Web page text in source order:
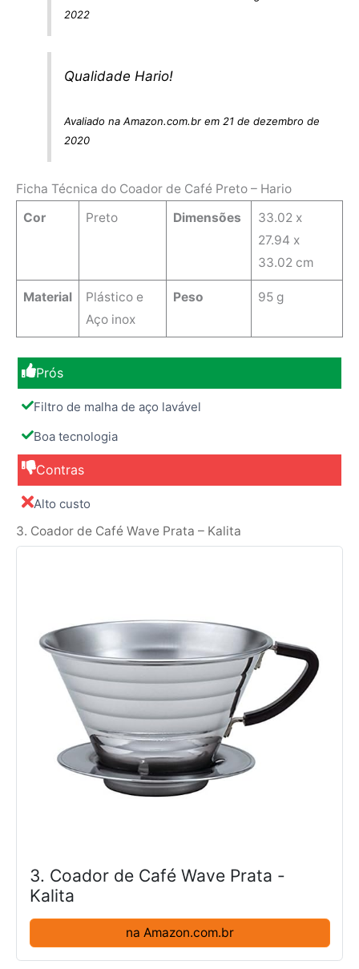
2022
Qualidade Hario!
Avaliado na Amazon.com.br em 21 de dezembro de
2020
Ficha Técnica do Coador de Café Preto – Hario
Cor
‎Preto Dimensões
33.02 x
27.94 x
33.02 cm
Material
‎Plástico e
Aço inox
Peso 95 g
Prós
Filtro de malha de aço lavável
Boa tecnologia
Contras
Alto custo
3. Coador de Café Wave Prata – Kalita
3. Coador de Café Wave Prata -
Kalita
na Amazon.com.br